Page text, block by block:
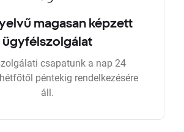
magasan képzett
ügyfélszolgálat
csapatunk a nap 24
péntekig rendelkezésére
áll.